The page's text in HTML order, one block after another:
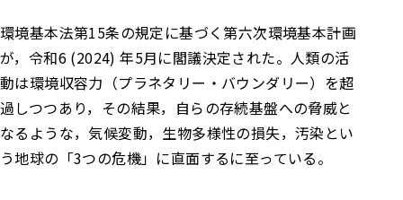
環境基本法第15条の規定に基づく第六次環境基本計画
が，令和6 (2024) 年5月に閣議決定された。人類の活
動は環境収容力（プラネタリー・バウンダリー）を超
過しつつあり，その結果，自らの存続基盤への脅威と
なるような，気候変動，生物多様性の損失，汚染とい
う地球の「3つの危機」に直面するに至っている。